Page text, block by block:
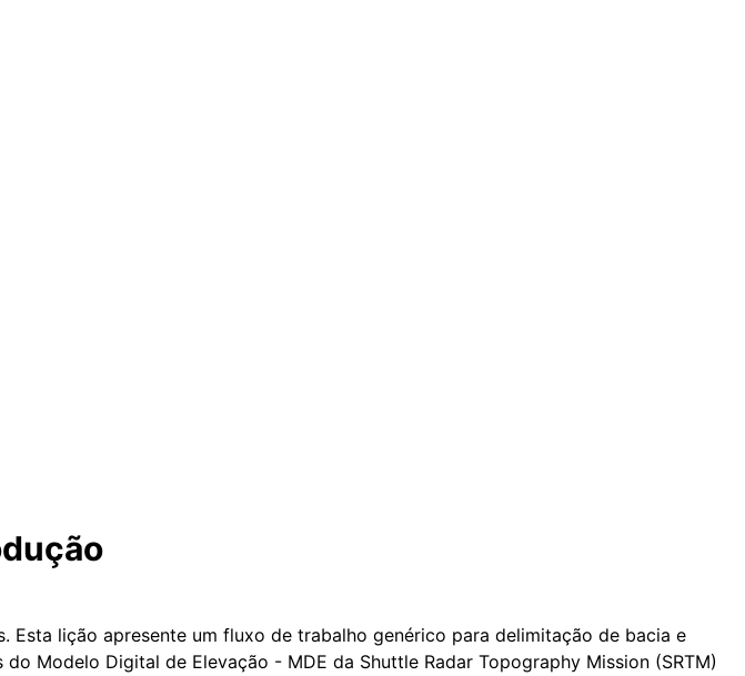
lição apresente um fluxo de trabalho genérico para delimitação de bacia e
Modelo Digital de Elevação - MDE da Shuttle Radar Topography Mission (SRTM)